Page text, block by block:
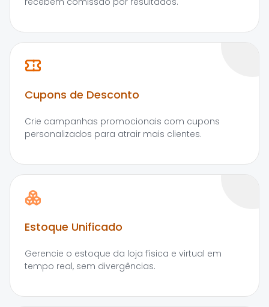
Cupons de Desconto
Crie campanhas promocionais com cupons
personalizados para atrair mais clientes.
Estoque Unificado
Gerencie o estoque da loja física e virtual em
tempo real, sem divergências.